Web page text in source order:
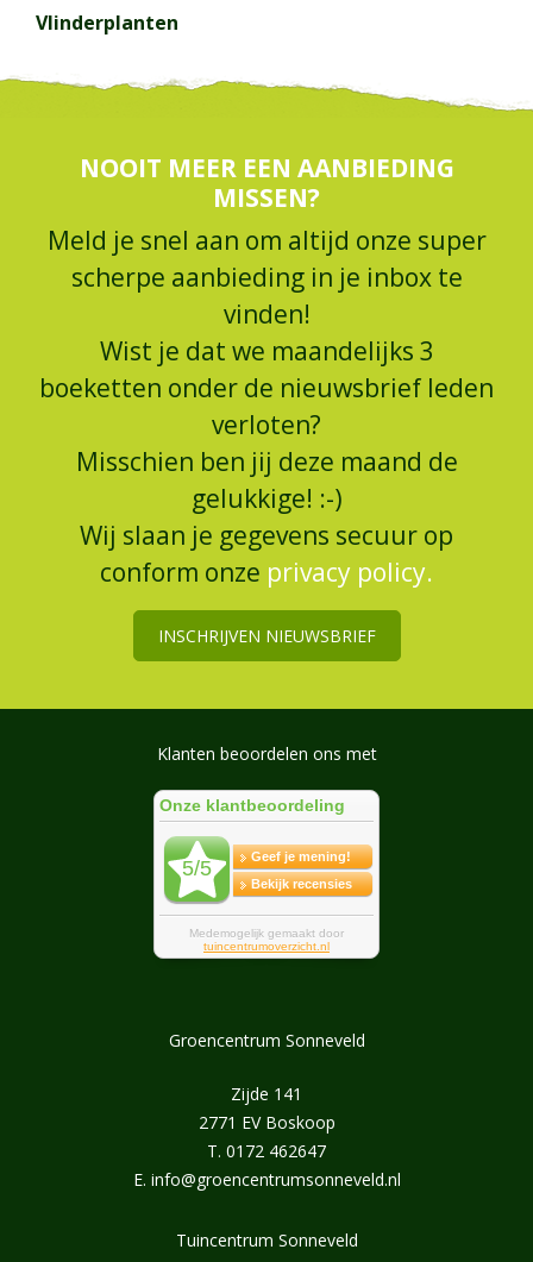
Vlinderplanten
NOOIT MEER EEN AANBIEDING
MISSEN?
Meld je snel aan om altijd onze super
scherpe aanbieding in je inbox te
vinden!
Wist je dat we maandelijks 3
boeketten onder de nieuwsbrief leden
verloten?
Misschien ben jij deze maand de
gelukkige! :-)
Wij slaan je gegevens secuur op
conform onze privacy policy.
INSCHRIJVEN NIEUWSBRIEF
Klanten beoordelen ons met
Groencentrum Sonneveld
Zijde 141
2771 EV Boskoop
T. 0172 462647
E. info@groencentrumsonneveld.nl
Tuincentrum Sonneveld